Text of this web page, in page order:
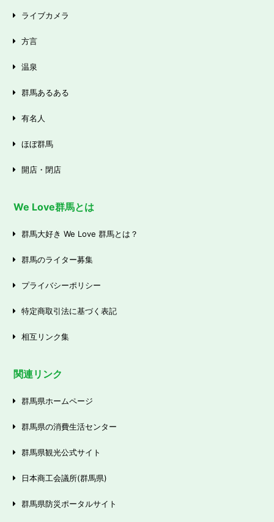
ライブカメラ
方言
温泉
群馬あるある
有名人
ほぼ群馬
開店・閉店
We Love群馬とは
群馬大好き We Love 群馬とは？
群馬のライター募集
プライバシーポリシー
特定商取引法に基づく表記
相互リンク集
関連リンク
群馬県ホームページ
群馬県の消費生活センター
群馬県観光公式サイト
日本商工会議所(群馬県)
群馬県防災ポータルサイト